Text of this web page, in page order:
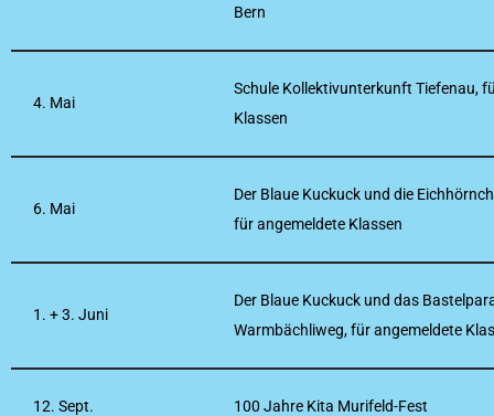
Bern
4. Mai
Schule Kollektivunterkunft Tiefenau,
Klassen
6. Mai
Der Blaue Kuckuck und die
für angemeldete Klassen
1. + 3. Juni
Der Blaue Kuckuck und das
Warmbächliweg, für angemeldete
12. Sept. 100 Jahre Kita Murifeld-Fest